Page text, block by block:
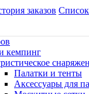
заказов
кемпинг
Палатки и тенты
Аксессуары для